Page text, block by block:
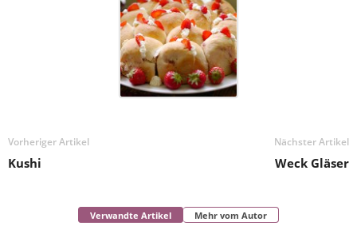
Vorheriger Artikel
Kushi
Nächster Artikel
Weck Gläser
Verwandte Artikel Mehr vom Autor